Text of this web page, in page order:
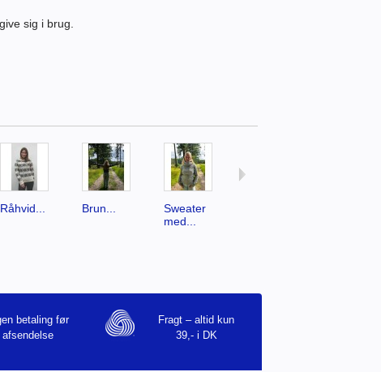
sig i brug.
Råhvid... Brun...
Sweater
med...
betaling før
afsendelse
Fragt – altid kun
39,- i DK